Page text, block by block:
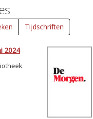
Tijdschriften
2024